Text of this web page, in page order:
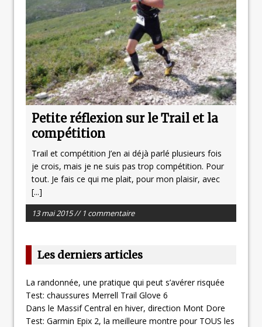
Petite réflexion sur le Trail et la
compétition
Trail et compétition J’en ai déjà parlé plusieurs fois
je crois, mais je ne suis pas trop compétition. Pour
tout. Je fais ce qui me plait, pour mon plaisir, avec
[...]
13 mai 2015 // 1 commentaire
Les derniers articles
La randonnée, une pratique qui peut s’avérer risquée
Test: chaussures Merrell Trail Glove 6
Dans le Massif Central en hiver, direction Mont Dore
Test: Garmin Epix 2, la meilleure montre pour TOUS les